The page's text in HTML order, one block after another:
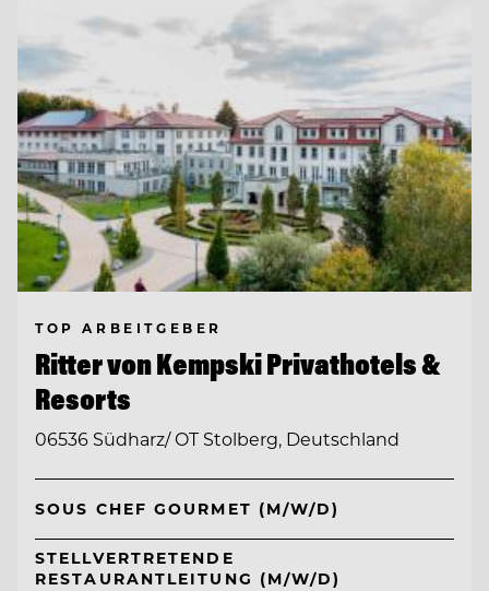
TOP ARBEITGEBER
Ritter von Kempski Privathotels &
Resorts
06536 Südharz/ OT Stolberg, Deutschland
SOUS CHEF GOURMET (M/W/D)
STELLVERTRETENDE
RESTAURANTLEITUNG (M/W/D)